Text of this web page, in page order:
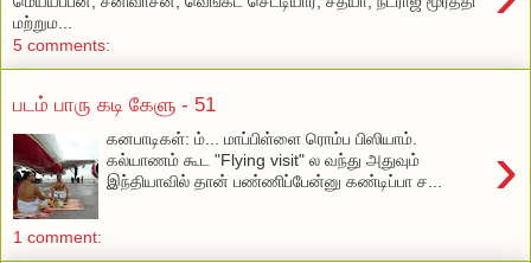
மற்றும...
5 comments:
படம் பாரு கடி கேளு - 51
›
கனபாடிகள்: ம்... மாப்பிள்ளை ரொம்ப பிஸியாம்.
கல்யாணம் கூட "Flying visit" ல வந்து அதுவும்
இந்தியாவில் தான் பண்ணிப்பேன்னு கண்டிப்பா ச...
1 comment: